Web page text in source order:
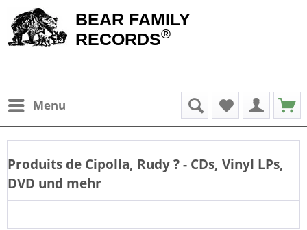
BEAR FAMILY
RECORDS®
Menu
Produits de Cipolla, Rudy? - CDs, Vinyl LPs,
DVD und mehr